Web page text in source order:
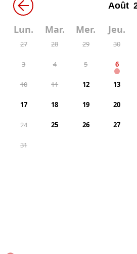
←
Lun. Mar. Mer. Jeu.
27 28 29 30
3 4 5 6
10 11 12 13
17 18 19 20
24 25 26 27
31